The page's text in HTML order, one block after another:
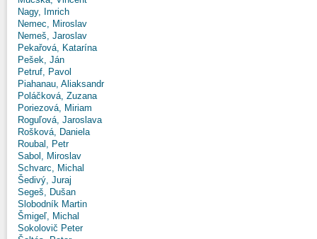
Nagy, Imrich
Nemec, Miroslav
Nemeš, Jaroslav
Pekařová, Katarína
Pešek, Ján
Petruf, Pavol
Piahanau, Aliaksandr
Poláčková, Zuzana
Poriezová, Miriam
Roguľová, Jaroslava
Rošková, Daniela
Roubal, Petr
Sabol, Miroslav
Schvarc, Michal
Šedivý, Juraj
Segeš, Dušan
Slobodník Martin
Šmigeľ, Michal
Sokolovič Peter